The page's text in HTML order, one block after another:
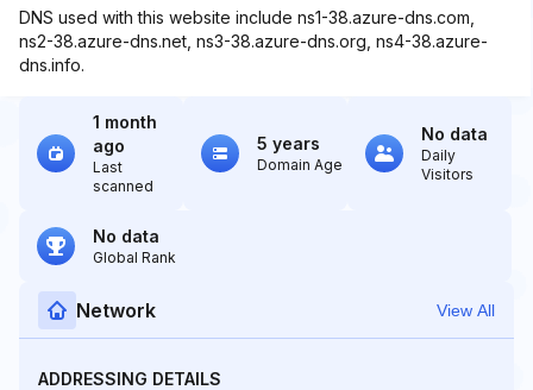
DNS used with this website include ns1-38.azure-dns.com,
ns2-38.azure-dns.net, ns3-38.azure-dns.org, ns4-38.azure-
dns.info.
1 month
ago
Last
scanned
5 years
Domain Age
No data
Daily
Visitors
No data
Global Rank
Network View All
ADDRESSING DETAILS